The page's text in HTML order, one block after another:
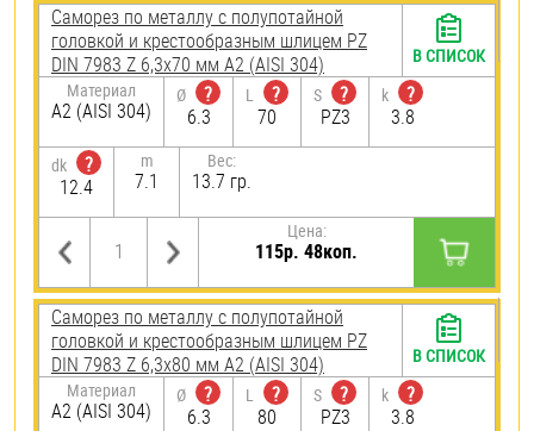
Саморез по металлу с полупотайной
головкой и крестообразным шлицем PZ
DIN 7983 Z 6,3х70 мм А2 (AISI 304)
Материал
А2 (AISI 304)
Ø
?
6.3
L
?
70
S
?
PZ3
k
?
3.8
dk
?
12.4
m
7.1
Вес:
13.7 гр.
Цена:
115р. 48коп.
В СПИСОК
Саморез по металлу с полупотайной
головкой и крестообразным шлицем PZ
DIN 7983 Z 6,3х80 мм А2 (AISI 304)
Материал
А2 (AISI 304)
Ø
?
6.3
L
?
80
S
?
PZ3
k
?
3.8
В СПИСОК